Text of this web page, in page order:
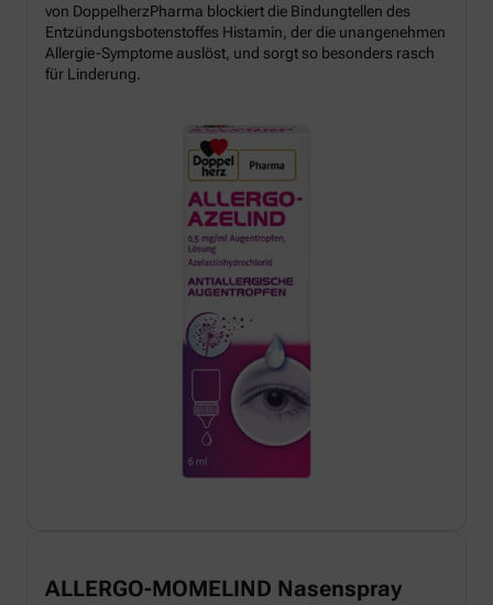
von DoppelherzPharma blockiert die Bindungtellen des
Entzündungsbotenstoffes Histamin, der die unangenehmen
Allergie-Symptome auslöst, und sorgt so besonders rasch
für Linderung.
ALLERGO-MOMELIND Nasenspray